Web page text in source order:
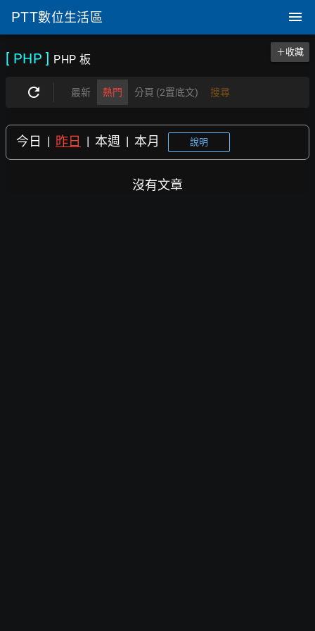
PTT數位生活區
[ PHP ] PHP 板
＋收藏
最新 熱門 分頁 (2置底文) 搜尋
今日 | 昨日 | 本週 | 本月 說明
沒有文章